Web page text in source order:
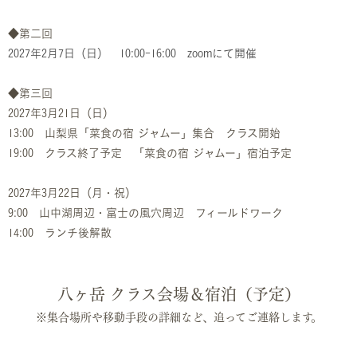
◆第二回
2027年2月7日（日） 10:00-16:00 zoomにて開催
◆第三回
2027年3月21日（日）
13:00 山梨県「菜食の宿 ジャムー」集合 クラス開始
19:00 クラス終了予定 「菜食の宿 ジャムー」宿泊予定
2027年3月22日（月・祝）
9:00 山中湖周辺・富士の風穴周辺 フィールドワーク
14:00 ランチ後解散
八ヶ岳 クラス会場＆宿泊（予定）
※集合場所や移動手段の詳細など、追ってご連絡します。